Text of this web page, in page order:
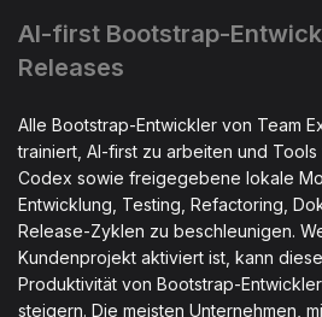
AI-first Bootstrap-
Releases
Alle Bootstrap-Entwickler von Team
trainiert, AI-first zu arbeiten und Tools
Codex sowie freigegebene lokale
Entwicklung, Testing, Refactoring,
Release-Zyklen zu beschleunigen.
Kundenprojekt aktiviert ist, kann
Produktivität von Bootstrap-
steigern. Die meisten Unternehmen,